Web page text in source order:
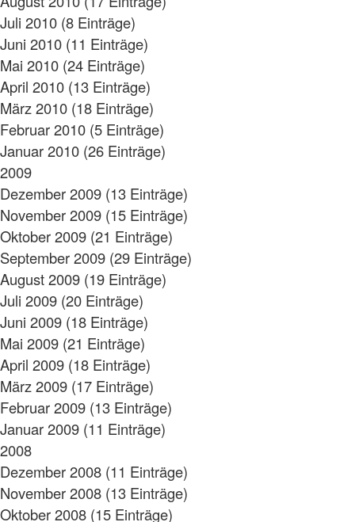
Juli 2010 (8 Einträge)
Juni 2010 (11 Einträge)
Mai 2010 (24 Einträge)
April 2010 (13 Einträge)
März 2010 (18 Einträge)
Februar 2010 (5 Einträge)
Januar 2010 (26 Einträge)
2009
Dezember 2009 (13 Einträge)
November 2009 (15 Einträge)
Oktober 2009 (21 Einträge)
September 2009 (29 Einträge)
August 2009 (19 Einträge)
Juli 2009 (20 Einträge)
Juni 2009 (18 Einträge)
Mai 2009 (21 Einträge)
April 2009 (18 Einträge)
März 2009 (17 Einträge)
Februar 2009 (13 Einträge)
Januar 2009 (11 Einträge)
2008
Dezember 2008 (11 Einträge)
November 2008 (13 Einträge)
Oktober 2008 (15 Einträge)